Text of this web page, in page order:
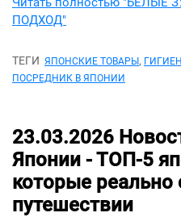
ПОДХОД"
ТЕГИ ЯПОНСКИЕ ТОВАРЫ ,
ПОСРЕДНИК В ЯПОНИИ
23.03.2026
Японии -ТОП-5
которые реально
путешествии